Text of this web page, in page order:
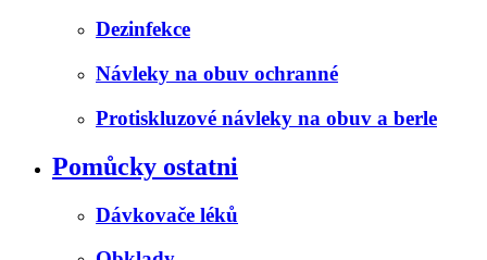
Dezinfekce
Návleky na obuv ochranné
Protiskluzové návleky na obuv a berle
Pomůcky ostatni
Dávkovače léků